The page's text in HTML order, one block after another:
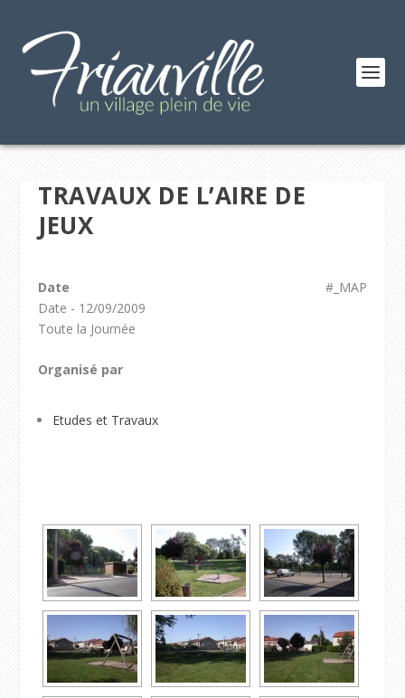
TRAVAUX DE L’AIRE DE
JEUX
#_MAP
Date
Date - 12/09/2009
Toute la Journée
Organisé par
Etudes et Travaux